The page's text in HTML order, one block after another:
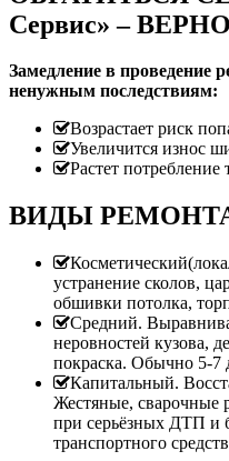
Сервис» –
Замедление в проведение
ненужным последствиям:
Возрастает риск
Увеличится износ
Растет потребление
ВИДЫ
устранение сколов,
обшивки потолка,
Средний.
неровностей кузова,
покраска. Обычно 5-7
Капитальный.
Жестяные, сварочные
при серьёзных ДТП и
транспортного